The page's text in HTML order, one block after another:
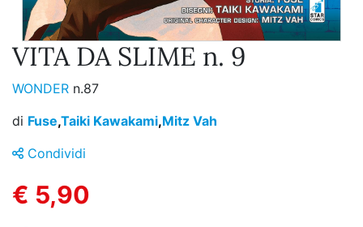
VITA DA SLIME n. 9
WONDER n.87
di Fuse,Taiki Kawakami,Mitz Vah
Condividi
€ 5,90